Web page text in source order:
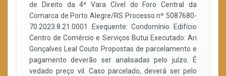
de Direito da 4ª Vara Cível do Foro Central da
Comarca de Porto Alegre/RS Processo nº 5087680-
70.2023.8.21.0001 Exequente: Condomínio Edifício
Centro de Comércio e Serviços Butui Executado: Ari
Gonçalves Leal Couto Propostas de parcelamento e
pagamento deverão ser analisadas pelo juízo. É
vedado preço vil. Caso parcelado, deverá ser pelo